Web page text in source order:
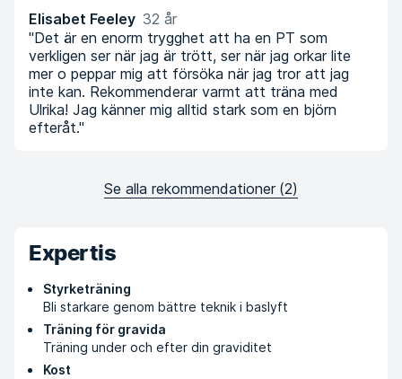
Elisabet Feeley 32 år
"Det är en enorm trygghet att ha en PT som
verkligen ser när jag är trött, ser när jag orkar lite
mer o peppar mig att försöka när jag tror att jag
inte kan. Rekommenderar varmt att träna med
Ulrika! Jag känner mig alltid stark som en björn
efteråt."
Se alla rekommendationer (2)
Expertis
Styrketräning
Bli starkare genom bättre teknik i baslyft
Träning för gravida
Träning under och efter din graviditet
Kost